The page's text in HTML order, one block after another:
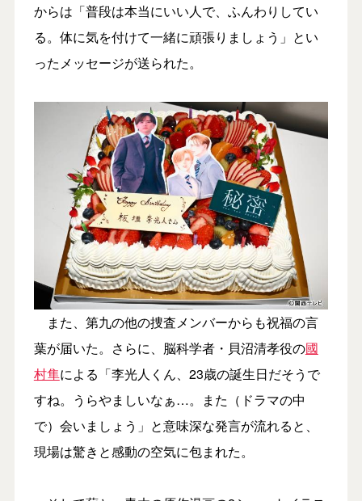
からは「普段は本当にいい人で、ふんわりしてい
る。体に気を付けて一緒に頑張りましょう」とい
ったメッセージが送られた。
また、第九の他の捜査メンバーからも祝福の言
葉が届いた。さらに、脳科学者・貝沼清孝役の國
村隼による「李光人くん、23歳の誕生日だそうで
すね。うらやましいなぁ…。また（ドラマの中
で）会いましょう」と意味深な発言が流れると、
現場は驚きと感動の空気に包まれた。